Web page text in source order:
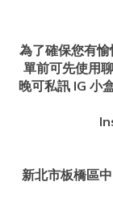
為了確保您有
單前可先使用
晚可私訊 IG 小
新北市板橋區